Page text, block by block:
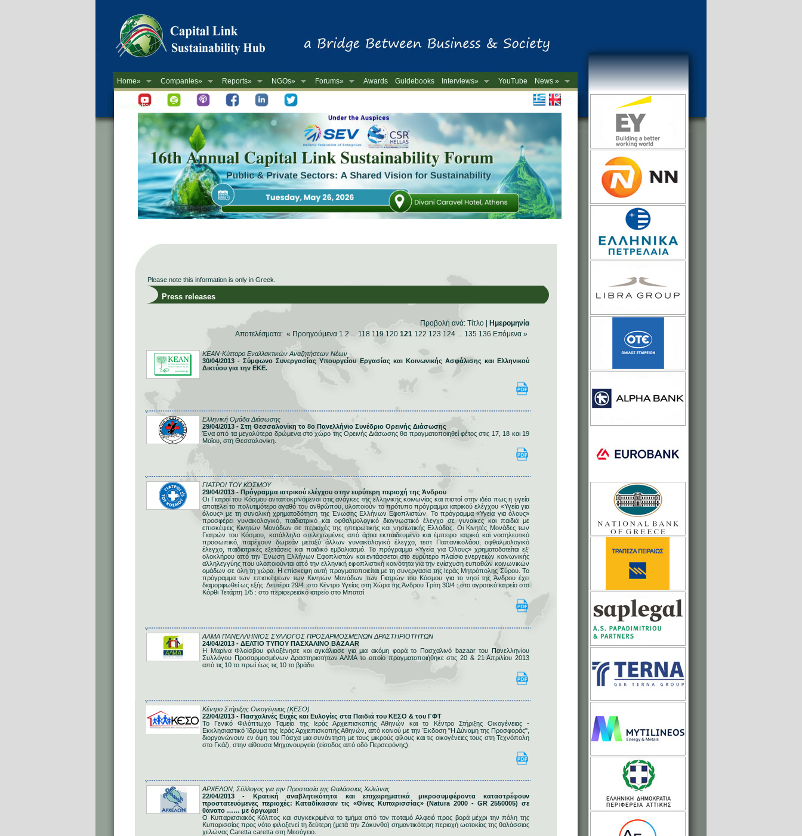
Home» Companies» Reports» NGOs» Forums» Awards Guidebooks Interviews» YouTube
News »
-->
Newsletter
Please note this information is only in Greek.
Press releases
Προβολή ανά: Τίτλο
Ημερομηνία
Αποτελέσματα: « Προηγούμενα 1 2 ... 118 119 120 121 122 123 124 ... 135 136 Επόμενα »
ΚΕΑΝ-Κύτταρο Εναλλακτικών Αναζητήσεων Νέων
30/04/2013 - Σύμφωνο Συνεργασίας Υπουργείου Εργασίας και Κοινωνικής Ασφάλισης και Ελληνικού
Δικτύου για την ΕΚΕ.
Ελληνική Ομάδα Διάσωσης
29/04/2013 - Στη Θεσσαλονίκη το 8ο Πανελλήνιο Συνέδριο Ορεινής Διάσωσης
Ένα από τα μεγαλύτερα δρώμενα στο χώρο της Ορεινής Διάσωσης θα πραγματοποιηθεί φέτος στις 17, 18 και 19
Μαΐου, στη Θεσσαλονίκη.
ΓΙΑΤΡΟΙ ΤΟΥ ΚΟΣΜΟΥ
29/04/2013 - Πρόγραμμα ιατρικού ελέγχου στην ευρύτερη περιοχή της Άνδρου
Οι Γιατροί του Κόσμου ανταποκρινόμενοι στις ανάγκες της ελληνικής κοινωνίας και πιστοί στην ιδέα πως η υγεία
αποτελεί το πολυτιμότερο αγαθό του ανθρώπου, υλοποιούν το πρότυπο πρόγραμμα ιατρικού ελέγχου «Υγεία για
όλους» με τη συνολική χρηματοδότηση της Ένωσης Ελλήνων Εφοπλιστών. Το πρόγραμμα «Υγεία για όλους»
προσφέρει γυναικολογικό, παιδιατρικό και οφθαλμολογικό διαγνωστικό έλεγχο σε γυναίκες και παιδιά με
επισκέψεις Κινητών Μονάδων σε περιοχές της ηπειρωτικής και νησιωτικής Ελλάδας. Οι Κινητές Μονάδες των
Γιατρών του Κόσμου, κατάλληλα στελεχωμένες από άρτια εκπαιδευμένο και έμπειρο ιατρικό και νοσηλευτικό
προσωπικό, παρέχουν δωρεάν μεταξύ άλλων γυναικολογικό έλεγχο, τεστ Παπανικολάου, οφθαλμολογικό
έλεγχο, παιδιατρικές εξετάσεις και παιδικό εμβολιασμό. Το πρόγραμμα «Υγεία για Όλους» χρηματοδοτείται εξ’
ολοκλήρου από την Ένωση Ελλήνων Εφοπλιστών και εντάσσεται στο ευρύτερο πλαίσιο ενεργειών κοινωνικής
αλληλεγγύης που υλοποιούνται από την ελληνική εφοπλιστική κοινότητα για την ενίσχυση ευπαθών κοινωνικών
ομάδων σε όλη τη χώρα. Η επίσκεψη αυτή πραγματοποιείται με τη συνεργασία της Ιεράς Μητρόπολης Σύρου. Το
πρόγραμμα των επισκέψεων των Κινητών Μονάδων των Γιατρών του Κόσμου για το νησί της Άνδρου έχει
διαμορφωθεί ως εξής: Δευτέρα 29/4 :στο Κέντρο Υγείας στη Χώρα της Άνδρου Τρίτη 30/4 : στο αγροτικό ιατρείο στο
Κόρθι Τετάρτη 1/5 : στο περιφερειακό ιατρείο στο Μπατσί
ΑΛΜΑ ΠΑΝΕΛΛΗΝΙΟΣ ΣΥΛΛΟΓΟΣ ΠΡΟΣΑΡΜΟΣΜΕΝΩΝ ΔΡΑΣΤΗΡΙΟΤΗΤΩΝ
24/04/2013 - ΔΕΛΤΙΟ ΤΥΠΟΥ ΠΑΣΧΑΛΙΝΟ BAZAAR
H Μαρίνα Φλοίσβου φιλοξένησε και αγκάλιασε για μια ακόμη φορά το Πασχαλινό bazaar του Πανελληνίου
Συλλόγου Προσαρμοσμένων Δραστηριοτήτων ΑΛΜΑ το οποίο πραγματοποιήθηκε στις 20 & 21 Απριλίου 2013
από τις 10 το πρωί έως τις 10 το βράδυ.
Κέντρο Στήριξης Οικογένειας (ΚΕΣΟ)
22/04/2013 - Πασχαλινές Ευχές και Ευλογίες στα Παιδιά του ΚΕΣΟ & του ΓΦΤ
Το Γενικό Φιλόπτωχο Ταμείο της Ιεράς Αρχιεπισκοπής Αθηνών και το Κέντρο Στήριξης Οικογένειας -
Εκκλησιαστικό Ίδρυμα της Ιεράς Αρχιεπισκοπής Αθηνών, από κοινού με την Έκδοση "Η Δύναμη της Προσφοράς",
διοργανώνουν εν όψη του Πάσχα μια συνάντηση με τους μικρούς φίλους και τις οικογένειες τους στη Τεχνόπολη
στο Γκάζι, στην αίθουσα Μηχανουργείο (είσοδος από οδό Περσεφόνης).
ΑΡΧΕΛΩΝ, Σύλλογος για την Προστασία της Θαλάσσιας Χελώνας
22/04/2013 - Κρατική αναβλητικότητα και επιχειρηματικά μικροσυμφέροντα καταστρέφουν
προστατευόμενες περιοχές: Καταδίκασαν τις «Θίνες Κυπαρισσίας» (Natura 2000 - GR 2550005) σε
θάνατο …… με όργωμα!
Ο Κυπαρισσιακός Κόλπος και συγκεκριμένα το τμήμα από τον ποταμό Αλφειό προς βορά μέχρι την πόλη της
Κυπαρισσίας προς νότο φιλοξενεί τη δεύτερη (μετά την Ζάκυνθο) σημαντικότερη περιοχή ωοτοκίας της θαλάσσιας
χελώνας Caretta caretta στη Μεσόγειο.